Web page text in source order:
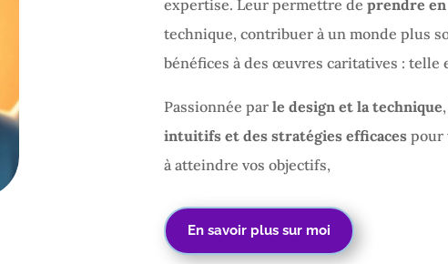
expertise. Leur permettre de prendre
technique, contribuer à un monde plus
bénéfices à des œuvres caritatives : telle
Passionnée par le design et la technique
intuitifs et des stratégies efficacespour
à atteindre vos objectifs,
En savoir plus sur moi